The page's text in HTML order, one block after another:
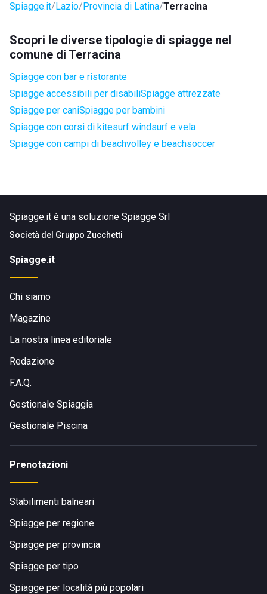
Spiagge.it Lazio Provincia di Latina Terracina
Scopri le diverse tipologie di spiagge nel
comune di Terracina
Spiagge con bar e ristorante
Spiagge accessibili per disabiliSpiagge attrezzate
Spiagge per caniSpiagge per bambini
Spiagge con corsi di kitesurf windsurf e vela
Spiagge con campi di beachvolley e beachsoccer
Spiagge.it è una soluzione Spiagge Srl
Società del Gruppo Zucchetti
Spiagge.it
Chi siamo
Magazine
La nostra linea editoriale
Redazione
F.A.Q.
Gestionale Spiaggia
Gestionale Piscina
Prenotazioni
Stabilimenti balneari
Spiagge per regione
Spiagge per provincia
Spiagge per tipo
Spiagge per località più popolari